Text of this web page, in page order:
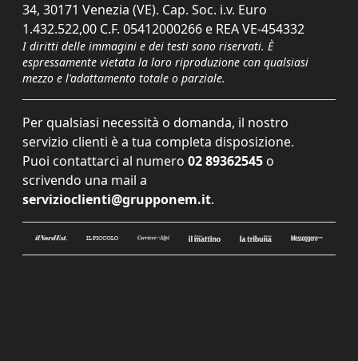
34, 30171 Venezia (VE). Cap. Soc. i.v. Euro
1.432.522,00 C.F. 05412000266 e REA VE-454332
I diritti delle immagini e dei testi sono riservati. È
espressamente vietata la loro riproduzione con qualsiasi
mezzo e l'adattamento totale o parziale.
Per qualsiasi necessità o domanda, il nostro
servizio clienti è a tua completa disposizione.
Puoi contattarci al numero 02 89362545 o
scrivendo una mail a
servizioclienti@grupponem.it.